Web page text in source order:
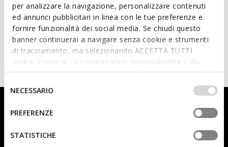
per analizzare la navigazione, personalizzare contenuti
ed annunci pubblicitari in linea con le tue preferenze e
fornire funzionalità dei social media. Se chiudi questo
banner continuerai a navigare senza cookie e strumenti
di tracciamento, ma selezionando ACCETTA TUTTI
godrai invece di una navigazione personalizzata sulla
base dei tuoi gusti ed interessi. Selezionando
IMPOSTAZIONI potrai anche scegliere quali cookies ed
altri strumenti di tracciamento autorizzare. Per maggiori
informazioni o per modificare in qualsiasi momento le
tue impostazioni, visita la nostra
Selezione
del
consenso
NECESSARIO
PREFERENZE
STATISTICHE
LIGHTS WARNER BROS
ACTIVART ILLUMINUS JUNIOR
Chaussures lumineuses Looney
Tunes
70,00C$
2 COULEURS
Price reduced from
to
des dernières nouveautés!